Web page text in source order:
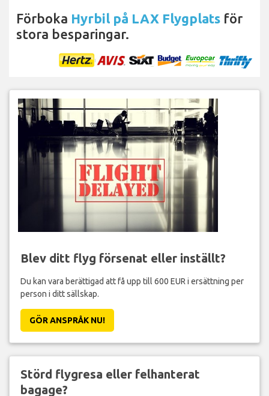
Förboka Hyrbil på LAX Flygplats för
stora besparingar.
Blev ditt flyg försenat eller inställt?
Du kan vara berättigad att få upp till 600 EUR i ersättning per
person i ditt sällskap.
GÖR ANSPRÅK NU!
Störd flygresa eller felhanterat
bagage?